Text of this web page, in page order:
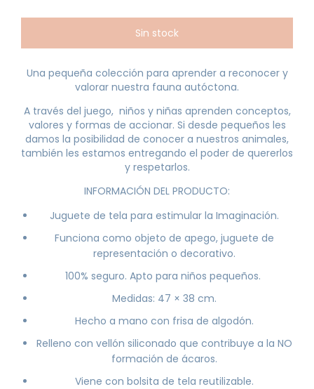
Una pequeña colección para aprender a reconocer y
valorar nuestra fauna autóctona.
A través del juego, niños y niñas aprenden conceptos,
valores y formas de accionar. Si desde pequeños les
damos la posibilidad de conocer a nuestros animales,
también les estamos entregando el poder de quererlos
y respetarlos.
INFORMACIÓN DEL PRODUCTO:
Juguete de tela para estimular la Imaginación.
Funciona como objeto de apego, juguete de
representación o decorativo.
100% seguro. Apto para niños pequeños.
Medidas: 47 × 38 cm.
Hecho a mano con frisa de algodón.
Relleno con vellón siliconado que contribuye a la NO
formación de ácaros.
Viene con bolsita de tela reutilizable.